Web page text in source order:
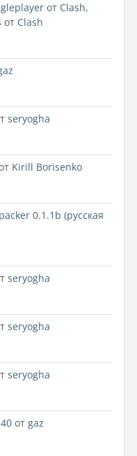
от Clash,
от Clash
seryogha
Kirill Borisenko
0.1.1b (русская
seryogha
seryogha
seryogha
от gaz